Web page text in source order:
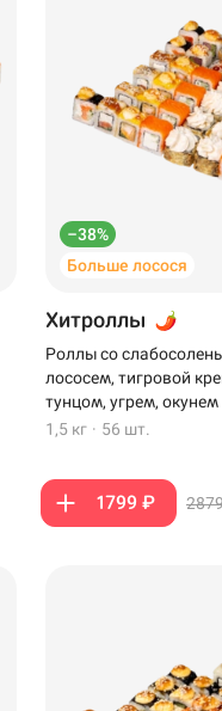
–38%
Больше лосося
Хитроллы
Роллы со
лососем, тигровой
тунцом, угрем, окунем
1,5 кг · 56 шт.
1799 ₽